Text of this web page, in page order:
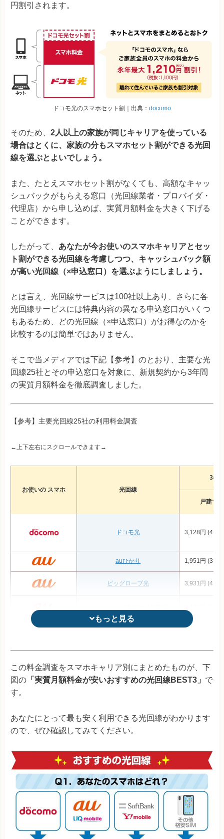
円割引されます。
ドコモ光のスマホセット割｜出典： docomo
そのため、 2人以上の家族が同じキャリアを使っている
場合はとくに、家族の分もスマホセット割ができる光回
線を選ぶとよいでしょう。
また、たとえスマホセット割がなくても、高額なキャッ
シュバックがもらえる窓口（光回線業者・プロバイダ・
代理店）から申し込めば、実質月額料金を大きく下げる
ことができます。
したがって、 あなたが今お使いのスマホキャリアとセッ
ト割ができる光回線を考慮しつつ、キャッシュバック額
が高い光回線（×申込窓口）を選ぶようにしましょう。
とは言え、光回線サービスは100社以上あり、さらに各
光回線サービスには特典内容の異なる申込窓口がいくつ
もあるため、どの光回線（×申込窓口）がお得なのかを
比較するのは簡単ではありません。
そこで当メディアでは下記【参考】のとおり、主要な光
回線25社とその申込窓口を対象に、新規契約から3年間
の実質月額料金を徹底調査しました。
【参考】主要光回線25社の利用料金調査
←上下左右にスクロールできます→
お使いの スマホ 光回線
3年
戸建て
ドコモ光 3,128円
auひかり 1,951円
ビッグローブ光 3,931円
@TCOMヒカリ 4,041円
ピカラ光 (四国エリア限定)
eo光 (関西エリア限定) 3,695円
@nifty光 4,735円
3,805円
4,402円
※1：ひかり電話の加入が条件 ※料金はすべて税込み
表の補足説明
・新規申込で3年間利用する際に最安値になる方法で算定 ・
キャッシュバック額は81社調査し、最もお得な申込窓口で申
し込んだ場合の額で算定
・カッコ内はスマホセット割をし
もっと見る
もっと見る
この料金調査をスマホキャリア別にまとめたものが、下
図の 「実質月額料金が安いおすすめの光回線BEST3」 で
す。
あなたにとって最も安く利用できる光回線がわかります
ので、ぜひ確認してみてください。